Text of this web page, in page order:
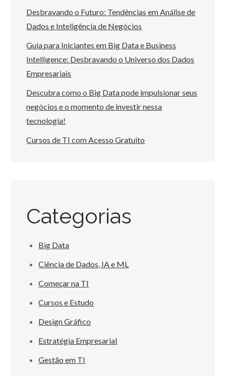
Desbravando o Futuro: Tendências em Análise de
Dados e Inteligência de Negócios
Guia para Iniciantes em Big Data e Business
Intelligence: Desbravando o Universo dos Dados
Empresariais
Descubra como o Big Data pode impulsionar seus
negócios e o momento de investir nessa
tecnologia!
Cursos de TI com Acesso Gratuito
Categorias
Big Data
Ciência de Dados, IA e ML
Começar na TI
Cursos e Estudo
Design Gráfico
Estratégia Empresarial
Gestão em TI